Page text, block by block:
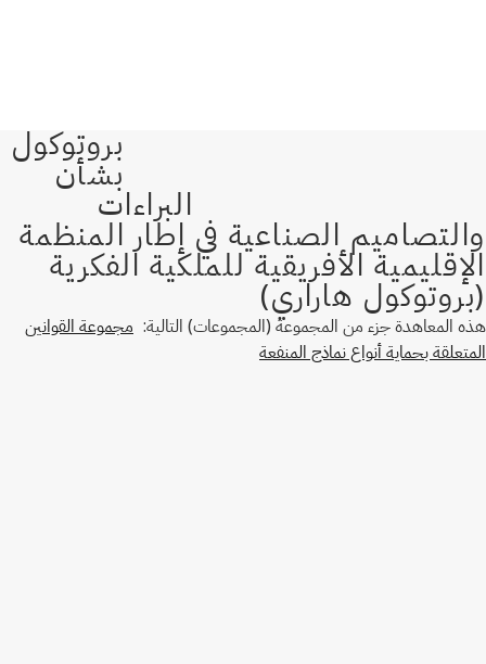
هذه المعاهدة جزء من المجموعة (المجموعات) التالية: مجموعة القوانين
المتعلقة بحماية أنواع نماذج المنفعة